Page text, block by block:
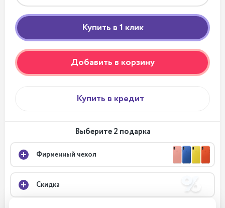
Добавить в корзину
Купить в кредит
Выберите 2 подарка
Фирменный чехол
Скидка